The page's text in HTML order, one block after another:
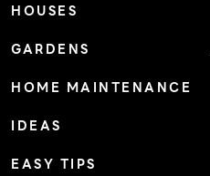
HOUSES
GARDENS
HOME MAINTENANCE
IDEAS
EASY TIPS